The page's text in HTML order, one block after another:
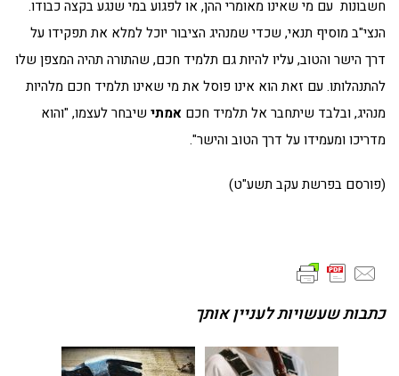
חשבונות עם מי שאינו מאומרי ההן, או לפגוע במי שנגע בקצה כבודו.
הנצי"ב מוסיף תנאי, שכדי שמנהיג הציבור יוכל למלא את תפקידו על
דרך הישר והטוב, עליו להיות גם תלמיד חכם, שהתורה תהיה המצפן שלו
להתנהלותו. עם זאת הוא אינו פוסל את מי שאינו תלמיד חכם מלהיות
מנהיג, ובלבד שיתחבר אל תלמיד חכם אמתי שיבחר לעצמו, "והוא
מדריכו ומעמידו על דרך הטוב והישר".
(פורסם בפרשת עקב תשע"ט)
כתבות שעשויות לעניין אותך